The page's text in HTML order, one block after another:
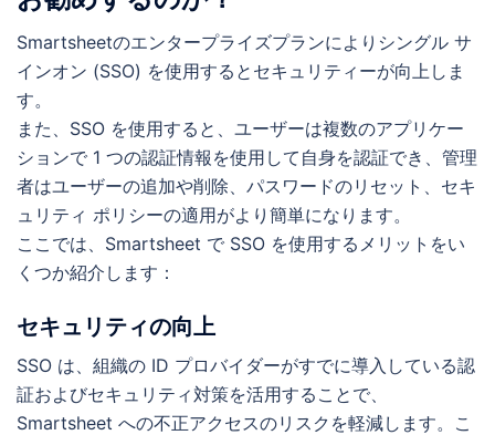
Smartsheetのエンタープライズプランによりシングル サ
インオン (SSO) を使用するとセキュリティーが向上しま
す。
また、SSO を使用すると、ユーザーは複数のアプリケー
ションで 1 つの認証情報を使用して自身を認証でき、管理
者はユーザーの追加や削除、パスワードのリセット、セキ
ュリティ ポリシーの適用がより簡単になります。
ここでは、Smartsheet で SSO を使用するメリットをい
くつか紹介します：
セキュリティの向上
SSO は、組織の ID プロバイダーがすでに導入している認
証およびセキュリティ対策を活用することで、
Smartsheet への不正アクセスのリスクを軽減します。こ